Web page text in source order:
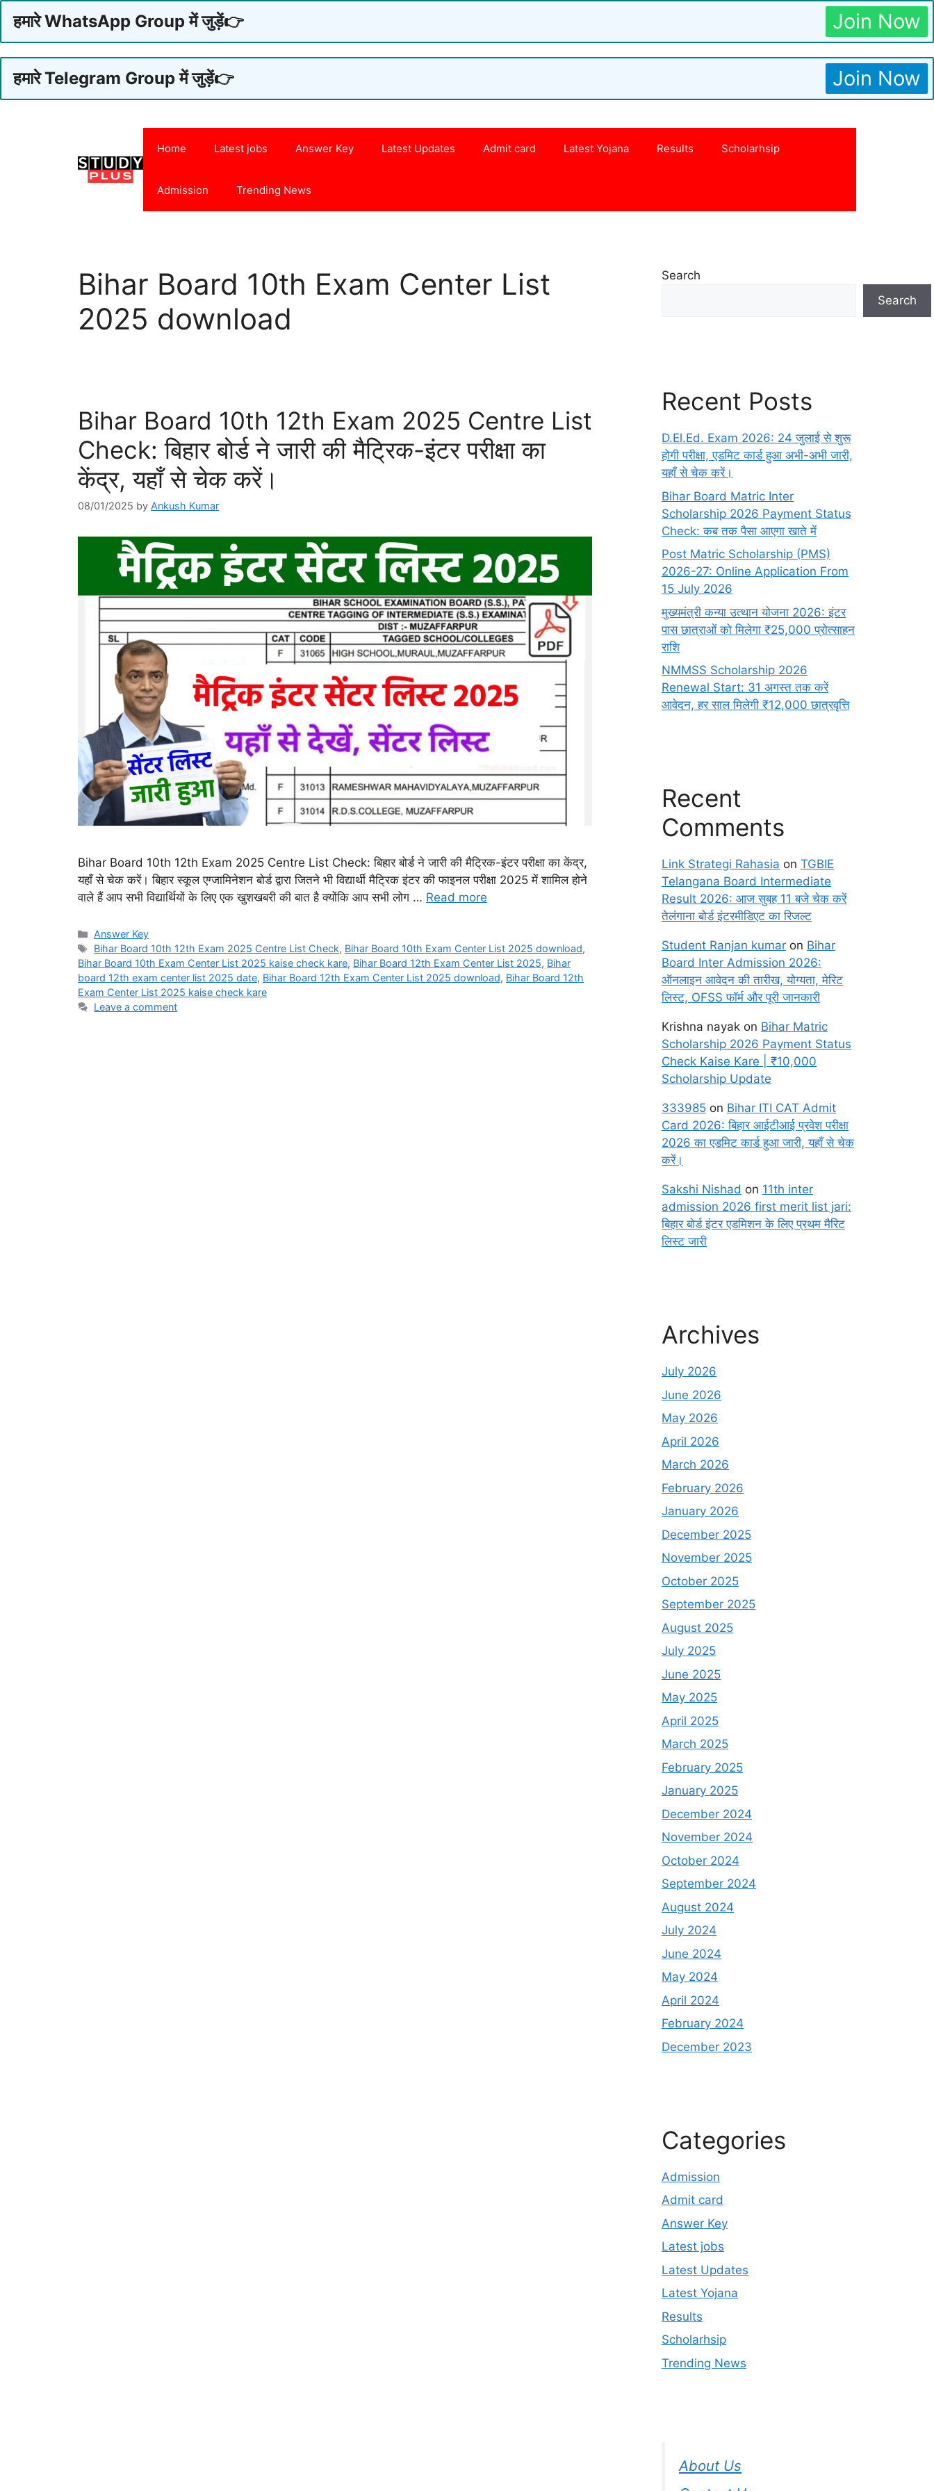
हमारे WhatsApp Group में जुड़ें👉 Join Now
हमारे Telegram Group में जुड़ें👉 Join Now
Home Latest jobs Answer Key Latest Updates Admit card Latest Yojana Results Scholarhsip
Admission Trending News
Bihar Board 10th Exam Center List
2025 download
Bihar Board 10th 12th Exam 2025 Centre List
Check: बिहार बोर्ड ने जारी की मैट्रिक-इंटर परीक्षा का
केंद्र, यहाँ से चेक करें।
08/01/2025 by Ankush Kumar
Bihar Board 10th 12th Exam 2025 Centre List Check: बिहार बोर्ड ने जारी की मैट्रिक-इंटर परीक्षा का केंद्र,
यहाँ से चेक करें। बिहार स्कूल एग्जामिनेशन बोर्ड द्वारा जितने भी विद्यार्थी मैट्रिक इंटर की फाइनल परीक्षा 2025 में शामिल होने
वाले हैं आप सभी विद्यार्थियों के लिए एक खुशखबरी की बात है क्योंकि आप सभी लोग … Read more
Categories
Answer Key
Tags
Bihar Board 10th 12th Exam 2025 Centre List Check, Bihar Board 10th Exam Center List 2025 download,
Bihar Board 10th Exam Center List 2025 kaise check kare, Bihar Board 12th Exam Center List 2025, Bihar
board 12th exam center list 2025 date, Bihar Board 12th Exam Center List 2025 download, Bihar Board 12th
Exam Center List 2025 kaise check kare
Leave a comment
Search
Search
Recent Posts
D.El.Ed. Exam 2026: 24 जुलाई से शुरू
होगी परीक्षा, एडमिट कार्ड हुआ अभी-अभी जारी,
यहाँ से चेक करें।
Bihar Board Matric Inter
Scholarship 2026 Payment Status
Check: कब तक पैसा आएगा खाते में
Post Matric Scholarship (PMS)
2026-27: Online Application From
15 July 2026
मुख्यमंत्री कन्या उत्थान योजना 2026: इंटर
पास छात्राओं को मिलेगा ₹25,000 प्रोत्साहन
राशि
NMMSS Scholarship 2026
Renewal Start: 31 अगस्त तक करें
आवेदन, हर साल मिलेगी ₹12,000 छात्रवृत्ति
Recent
Comments
Link Strategi Rahasia on TGBIE
Telangana Board Intermediate
Result 2026: आज सुबह 11 बजे चेक करें
तेलंगाना बोर्ड इंटरमीडिएट का रिजल्ट
Student Ranjan kumar on Bihar
Board Inter Admission 2026:
ऑनलाइन आवेदन की तारीख, योग्यता, मेरिट
लिस्ट, OFSS फॉर्म और पूरी जानकारी
Krishna nayak on Bihar Matric
Scholarship 2026 Payment Status
Check Kaise Kare | ₹10,000
Scholarship Update
333985 on Bihar ITI CAT Admit
Card 2026: बिहार आईटीआई प्रवेश परीक्षा
2026 का एडमिट कार्ड हुआ जारी, यहाँ से चेक
करें।
Sakshi Nishad on 11th inter
admission 2026 first merit list jari:
बिहार बोर्ड इंटर एडमिशन के लिए प्रथम मैरिट
लिस्ट जारी
Archives
July 2026
June 2026
May 2026
April 2026
March 2026
February 2026
January 2026
December 2025
November 2025
October 2025
September 2025
August 2025
July 2025
June 2025
May 2025
April 2025
March 2025
February 2025
January 2025
December 2024
November 2024
October 2024
September 2024
August 2024
July 2024
June 2024
May 2024
April 2024
February 2024
December 2023
Categories
Admission
Admit card
Answer Key
Latest jobs
Latest Updates
Latest Yojana
Results
Scholarhsip
Trending News
About Us